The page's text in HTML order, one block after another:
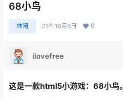
68小鸟
休闲 25年10月6日 0
ilovefree
这是一款html5小游戏：68小鸟。